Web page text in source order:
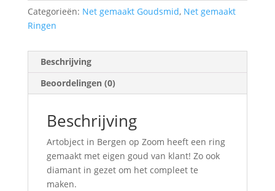
Categorieën: Net gemaakt Goudsmid, Net gemaakt
Ringen
Beschrijving
Beoordelingen (0)
Beschrijving
Artobject in Bergen op Zoom heeft een ring
gemaakt met eigen goud van klant! Zo ook
diamant in gezet om het compleet te
maken.